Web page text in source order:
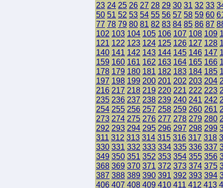
23 24 25 26 27 28 29 30 31 32 33
50 51 52 53 54 55 56 57 58 59 60
77 78 79 80 81 82 83 84 85 86 87
102 103 104 105 106 107 108 109
121 122 123 124 125 126 127 128
140 141 142 143 144 145 146 147
159 160 161 162 163 164 165 166
178 179 180 181 182 183 184 185
197 198 199 200 201 202 203 204
216 217 218 219 220 221 222 223
235 236 237 238 239 240 241 242
254 255 256 257 258 259 260 261
273 274 275 276 277 278 279 280
292 293 294 295 296 297 298 299
311 312 313 314 315 316 317 318
330 331 332 333 334 335 336 337
349 350 351 352 353 354 355 356
368 369 370 371 372 373 374 375
387 388 389 390 391 392 393 394
406 407 408 409 410 411 412 413